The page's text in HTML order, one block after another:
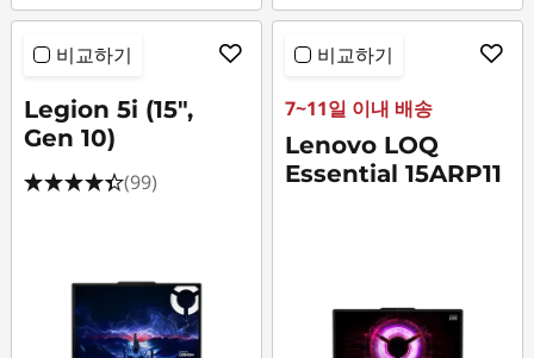
비교하기
Legion 5i (15",
Gen 10)
(99)
비교하기
7~11일 이내 배송
Lenovo LOQ
Essential 15ARP11